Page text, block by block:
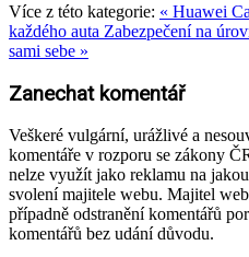
Více z této kategorie: « Huawei
každého auta Zabezpečení na
sami sebe »
Zanechat komentář
Veškeré vulgární, urážlivé a
komentáře v rozporu se zákony
nelze využít jako reklamu na
svolení majitele webu. Majitel
případně odstranění komentářů
komentářů bez udání důvodu.